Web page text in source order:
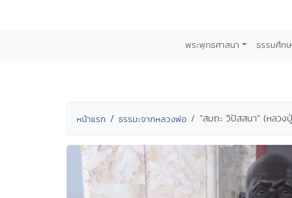
พระพุทธศาสนา ธรรมศึก
หน้าแรก ธรรมะจากหลวงพ่อ "สมถะ วิปัสสนา" (หลวง